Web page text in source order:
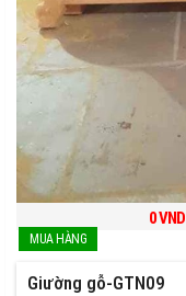
0VND
Giường gỗ-GTN09